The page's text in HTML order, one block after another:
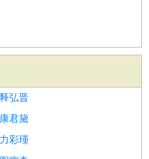
释弘晋
康君黛
力彩瑾